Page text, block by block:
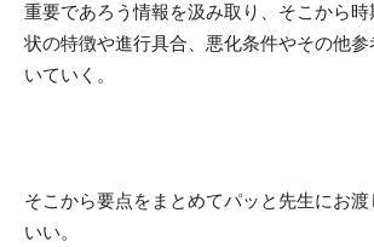
重要であろう情報を汲み取り、そこから
状の特徴や進行具合、悪化条件やその他
いていく。
そこから要点をまとめてパッと先生にお
いい。